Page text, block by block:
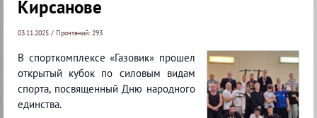
Кирсанове
03.11.2025 / Прочтений: 293
В спорткомплексе «Газовик» прошел
открытый кубок по силовым видам
спорта, посвященный Дню народного
единства.